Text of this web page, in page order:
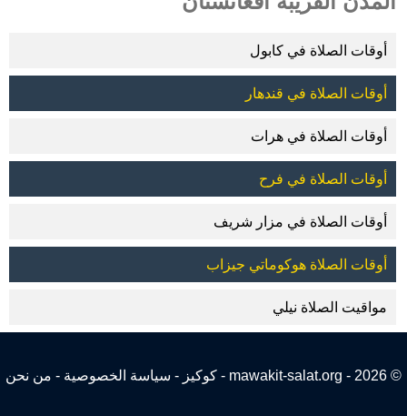
أوقات الصلاة في كابول
أوقات الصلاة في قندهار
أوقات الصلاة في هرات
أوقات الصلاة في فرح
أوقات الصلاة في مزار شريف
أوقات الصلاة هوكوماتي جيزاب
مواقيت الصلاة نيلي
© 2026 - mawakit-salat.org - كوكيز - سياسة الخصوصية - من نحن